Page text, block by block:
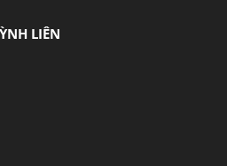
LIÊN